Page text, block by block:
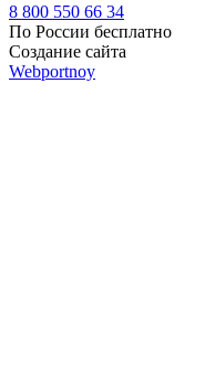
8 800 550 66 34
По России бесплатно
Создание сайта
Webportnoy